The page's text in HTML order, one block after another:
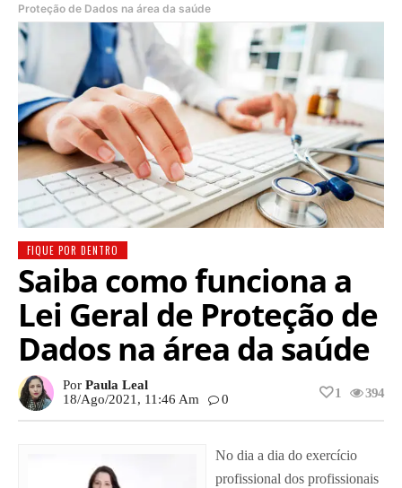
Proteção de Dados na área da saúde
FIQUE POR DENTRO
Saiba como funciona a
Lei Geral de Proteção de
Dados na área da saúde
Por Paula Leal
18/ago/2021, 11:46 Am
0 394
1
No dia a dia do exercício
profissional dos profissionais